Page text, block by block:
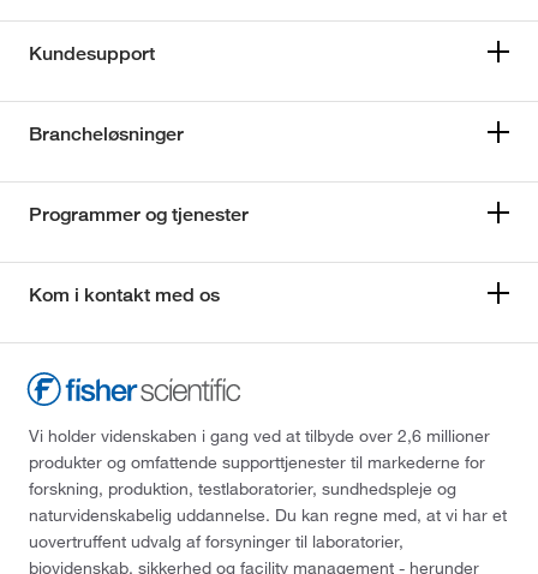
Kundesupport
Brancheløsninger
Programmer og tjenester
Kom i kontakt med os
Vi holder videnskaben i gang ved at tilbyde over 2,6 millioner
produkter og omfattende supporttjenester til markederne for
forskning, produktion, testlaboratorier, sundhedspleje og
naturvidenskabelig uddannelse. Du kan regne med, at vi har et
uovertruffent udvalg af forsyninger til laboratorier,
biovidenskab, sikkerhed og facility management - herunder